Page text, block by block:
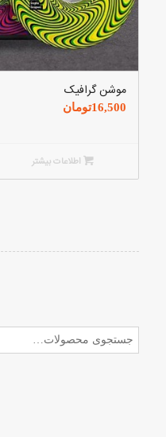
موشن گرافیک
16,500تومان
اطلاعات بیشتر